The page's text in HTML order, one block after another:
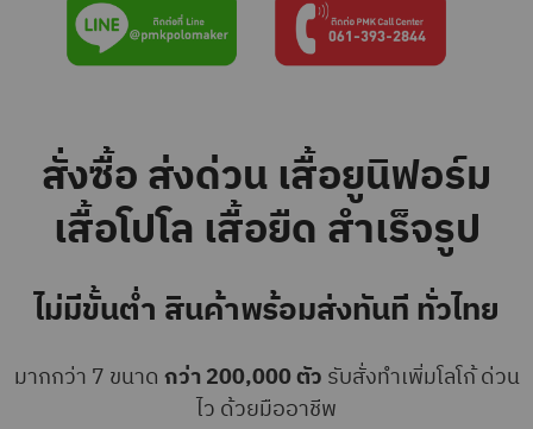
สั่งซื้อ ส่งด่วน เสื้อยูนิฟอร์ม
เสื้อโปโล เสื้อยืด สำเร็จรูป
ไม่มีขั้นต่ำ สินค้าพร้อมส่งทันที ทั่วไทย
มากกว่า 7 ขนาด กว่า 200,000 ตัว รับสั่งทำเพิ่มโลโก้ ด่วน
ไว ด้วยมืออาชีพ